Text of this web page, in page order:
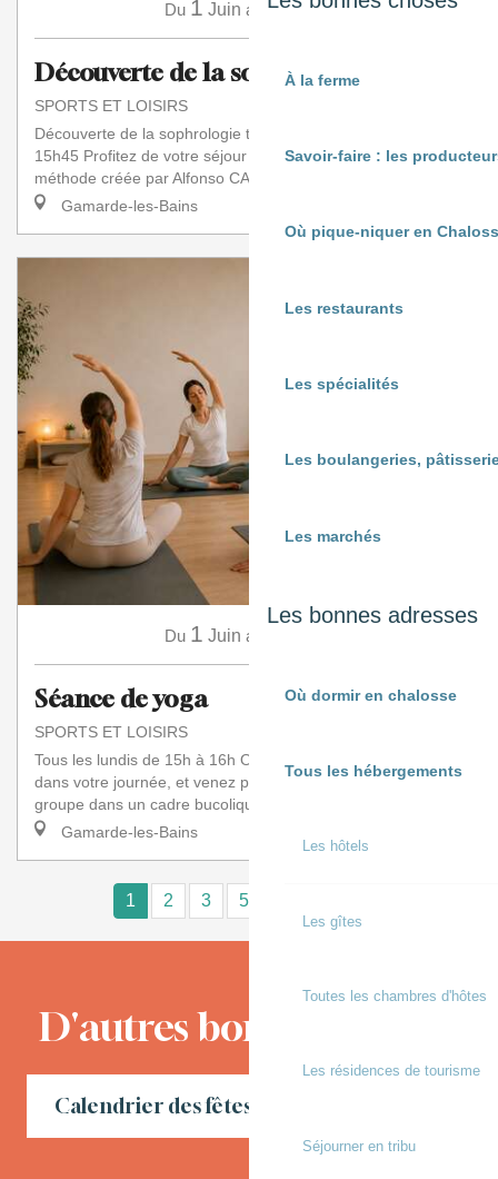
À la ferme
Savoir-faire : les
Où pique-niquer en
Les restaurants
Les spécialités
Les boulangeries,
Les marchés
Les bonnes adresses
Où dormir en chalosse
Tous les hébergements
Les hôtels
Les gîtes
Toutes les chambres d'hôtes
Les résidences de tourisme
Séjourner en tribu
Du 1 Juin au 16Août
Découverte de la sophrologie
SPORTS ET LOISIRS
Découverte de la sophrologie tous les mardis de 15h à
15h45 Profitez de votre séjour pour découvrir la Sophrologie,
méthode créée par Alfonso CAYCEDO...
Gamarde-les-Bains
Du 1 Juin au
Séance de yoga
SPORTS ET LOISIRS
Tous les lundis de 15h à 16h Offrez-vous une parenthèse
dans votre journée, et venez pratiquer le Hatha Yoga en petit
groupe dans un cadre bucolique....
Gamarde-les-Bains
1 2 3 5+
D'autres bons moments
Calendrier des fêtes locales en Chalosse